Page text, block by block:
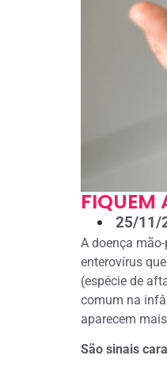
25/11/
A doença
enterovírus
(espécie de
comum na
aparecem
São sinais